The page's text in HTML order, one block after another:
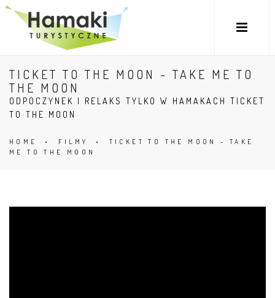
TICKET TO THE MOON - TAKE ME TO
THE MOON
ODPOCZYNEK I RELAKS TYLKO W HAMAKACH TICKET
TO THE MOON
HOME • FILMY • TICKET TO THE MOON - TAKE
ME TO THE MOON